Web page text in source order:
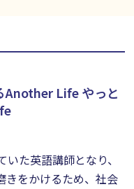
Another Life やっと
た英語講師となり、
きをかけるため、社会